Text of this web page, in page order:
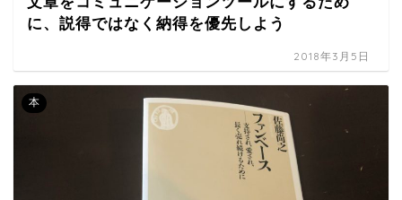
に、説得ではなく納得を優先しよう
2018年3月5日
本